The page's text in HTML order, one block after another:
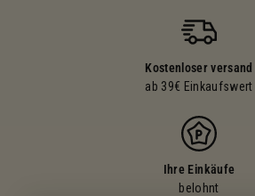
Kostenloser versand
ab 39€ Einkaufswert
Ihre Einkäufe
belohnt